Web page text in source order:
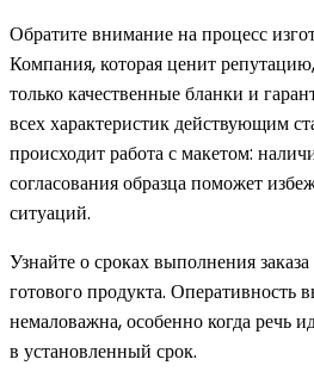
Обратите внимание на процесс
Компания, которая ценит
только качественные бланки и
всех характеристик действующим
происходит работа с макетом:
согласования образца поможет
ситуаций.
Узнайте о сроках выполнения
готового продукта. Оперативность
немаловажна, особенно когда речь
в установленный срок.